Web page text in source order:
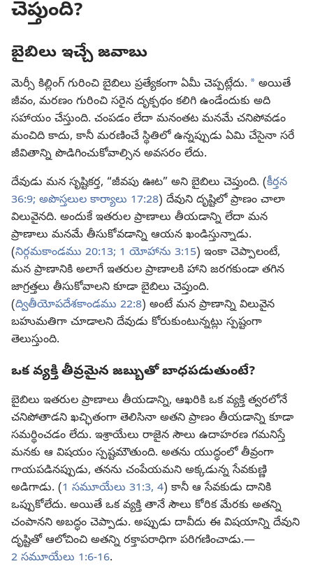
చెప్తుంది?
బైబిలు ఇచ్చే జవాబు
మెర్సీ కిల్లింగ్‌ గురించి బైబిలు ప్రత్యేకంగా ఏమీ చెప్పట్లేదు. a అయితే
జీవం, మరణం గురించి సరైన దృక్పథం కలిగి ఉండేందుకు అది
సహాయం చేస్తుంది. చంపడం లేదా మనంతట మనమే చనిపోవడం
మంచిది కాదు, కానీ మరణించే స్థితిలో ఉన్నప్పుడు ఏమి చేసైనా సరే
జీవితాన్ని పొడిగించుకోవాల్సిన అవసరం లేదు.
దేవుడు మన సృష్టికర్త, “జీవపు ఊట” అని బైబిలు చెప్తుంది. (కీర్తన
36:9; అపొస్తలుల కార్యాలు 17:28) దేవుని దృష్టిలో ప్రాణం చాలా
విలువైనది. అందుకే ఇతరుల ప్రాణాలు తీయడాన్ని లేదా మన
ప్రాణాలు మనమే తీసుకోవడాన్ని ఆయన ఖండిస్తున్నాడు.
(నిర్గమకాండము 20:13; 1 యోహాను 3:15) ఇంకా చెప్పాలంటే,
మన ప్రాణానికి అలాగే ఇతరుల ప్రాణాలకి హాని జరగకుండా తగిన
జాగ్రత్తలు తీసుకోవాలని కూడా బైబిలు చెప్తుంది.
(ద్వితీయోపదేశకాండము 22:8) అంటే మన ప్రాణాన్ని విలువైన
బహుమతిగా చూడాలని దేవుడు కోరుకుంటున్నట్లు స్పష్టంగా
తెలుస్తుంది.
ఒక వ్యక్తి తీవ్రమైన జబ్బుతో బాధపడుతుంటే?
బైబిలు ఇతరుల ప్రాణాలు తీయడాన్ని, ఆఖరికి ఒక వ్యక్తి త్వరలోనే
చనిపోతాడని ఖచ్ఛితంగా తెలిసినా అతని ప్రాణం తీయడాన్ని కూడా
సమర్థించడం లేదు. ఇశ్రాయేలు రాజైన సౌలు ఉదాహరణ గమనిస్తే
మనకు ఆ విషయం స్పష్టమౌతుంది. అతను యుద్ధంలో తీవ్రంగా
గాయపడినప్పుడు, తనను చంపేయమని అక్కడున్న సేవకుణ్ణి
అడిగాడు. (1 సమూయేలు 31:3, 4) కానీ ఆ సేవకుడు దానికి
ఒప్పుకోలేదు. అయితే ఒక వ్యక్తి తానే సౌలు కోరిక మేరకు అతన్ని
చంపానని అబద్ధం చెప్పాడు. అప్పుడు దావీదు ఈ విషయాన్ని దేవుని
దృష్టితో ఆలోచించి అతన్ని రక్తాపరాధిగా పరిగణించాడు.—
2 సమూయేలు 1:6-16.